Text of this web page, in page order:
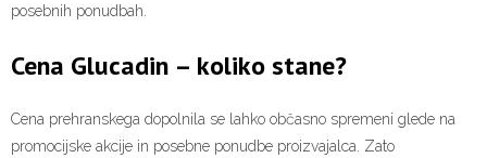
posebnih ponudbah.
Cena Glucadin – koliko stane?
Cena prehranskega dopolnila se lahko občasno spremeni glede na
promocijske akcije in posebne ponudbe proizvajalca. Zato